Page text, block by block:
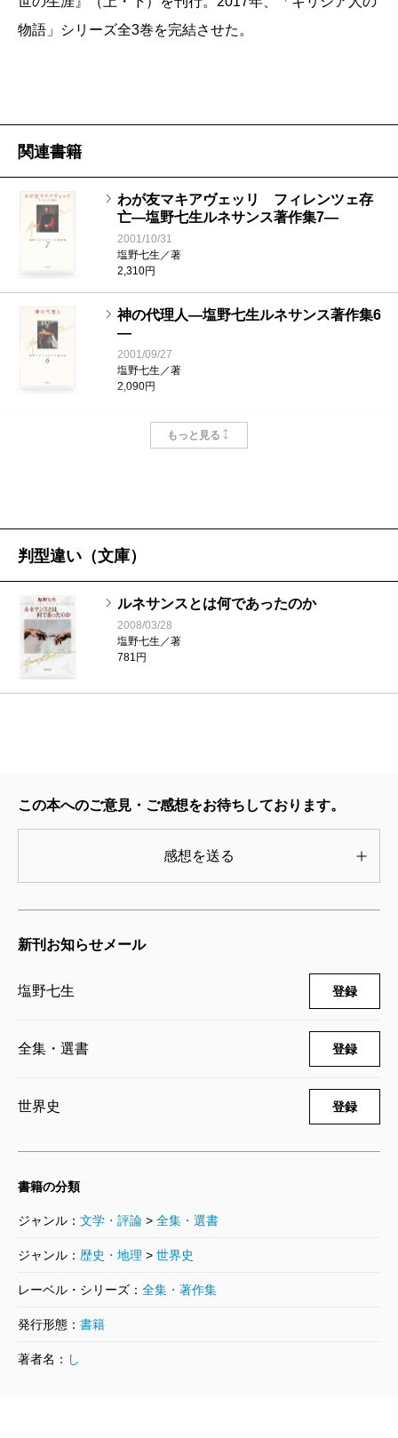
い。「問い手」は若き日の、「答え手」は現在の、ど
の方が、抽象化され概念化された説明よりも鮮やかな
説得力を持つ。本書では一般化のなかに、これらをバ
ランス良く織り交ぜることにより総論特有の単調さと
退屈さを脱し、生き生きと語りかけることに成功して
『ルネサンスとは何であったのか』を読みながら、現
代もルネサンス時代も、そしてカエサルのローマ時代
も、人間の本質は変わっていないという何時もながら
の思いに捉えられた。「人間なら誰でも現実のすべて
が見えるわけではない。多くの人間は見たいと欲する
世の、自分の目で見、自分の頭で考え、自分の言葉で
語り、書き記すのがルネサンスの精神であり、それは
ローマ時代の英雄カエサルの精神でもあった、と著者
は考える。
媚びた結果、見てはいけない、あってはならない、口
にしてもいけないタブーがやたらに増えた様に感ず
る。「神」が「大衆」に「神職」が「マスコミ」に代
わっただけで中世と同じではないか？ おそらく何時
の時代も大衆は同じだったのだ。時代精神の担い手と
しての天才や英雄を現代は持たないだけなのだろう。
宗教改革についての対比も面白い。キリスト教社会
が人間性の改善に役立たなかったのはキリスト（神）
と信徒の間に聖職者階級が介在したからであり、それ
は神と人間が直接対し合うことにより改善されるとル
ターは考える。一方、マキアヴェッリやイタリアのル
ネサンス人は聖職者の世俗化による危険よりも、聖職
者というプロのフイルターを通さずに信者が直接に神
会、さらには情報媒体としてのマスコミを飛び越え、
情報でネットワーク化された市民が新しい世界を主導
するという主張が盛んであるがどこか似ているものを
物語」シリーズ全3巻を完結させた。
関連書籍
わが友マキアヴェッリ フィレンツェ存
亡―塩野七生ルネサンス著作集7―
2001/10/31
塩野七生／著
2,310円
神の代理人―塩野七生ルネサンス著作集6
―
2001/09/27
塩野七生／著
2,090円
海の都の物語 ヴェネツィア共和国の一
千年（下）―塩野七生ルネサンス著作集5
海の都の物語 ヴェネツィア共和国の一
千年（上）―塩野七生ルネサンス著作集4
―
2001/08/31
塩野七生／著
2,090円
チェーザレ・ボルジアあるいは優雅なる
ルネサンスの女たち ―塩野七生ルネサ
ンス著作集2―
2001/06/29
1,870円
もっと見る
判型違い（文庫）
ルネサンスとは何であったのか
2008/03/28
塩野七生／著
781円
この本へのご意見・ご感想をお待ちしております。
感想を送る
新刊お知らせメール
塩野七生 登録
全集・選書 登録
世界史 登録
書籍の分類
ジャンル： 文学・評論 > 全集・選書
ジャンル： 歴史・地理 > 世界史
レーベル・シリーズ： 全集・著作集
発行形態： 書籍
著者名： し